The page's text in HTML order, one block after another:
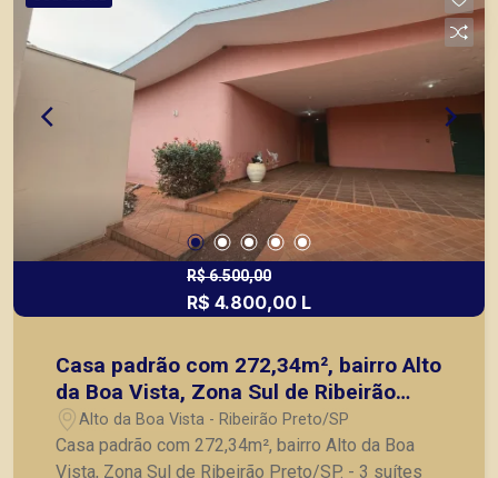
R$ 6.500,00
R$ 4.800,00 L
Casa padrão com 272,34m², bairro Alto
da Boa Vista, Zona Sul de Ribeirão
Preto/SP.
Alto da Boa Vista - Ribeirão Preto/SP
Casa padrão com 272,34m², bairro Alto da Boa
Vista, Zona Sul de Ribeirão Preto/SP. - 3 suítes